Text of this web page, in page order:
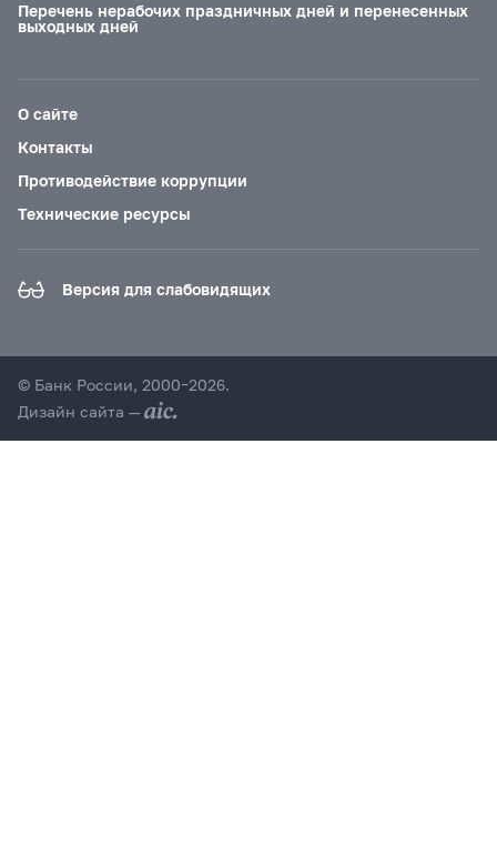
Перечень нерабочих праздничных дней и перенесенных
выходных дней
О сайте
Контакты
Противодействие коррупции
Технические ресурсы
Версия для слабовидящих
© Банк России, 2000–2026.
Дизайн сайта —